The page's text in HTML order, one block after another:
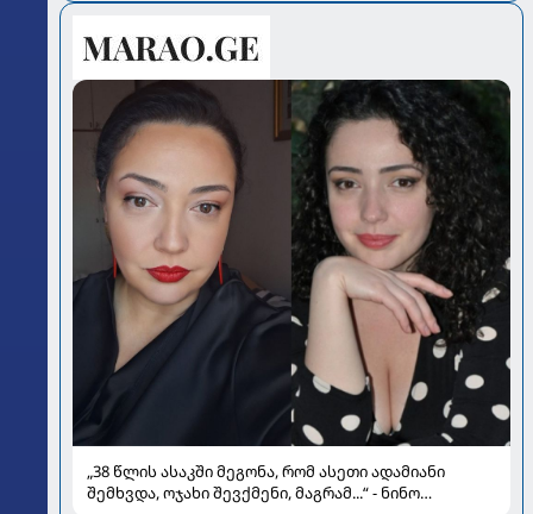
„38 წლის ასაკში მეგონა, რომ ასეთი ადამიანი
შემხვდა, ოჯახი შევქმენი, მაგრამ...“ - ნინო